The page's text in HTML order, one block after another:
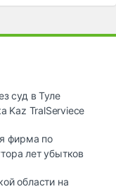
суд в Туле
Kaz TralServiece
фирма по
лет убытков
области на